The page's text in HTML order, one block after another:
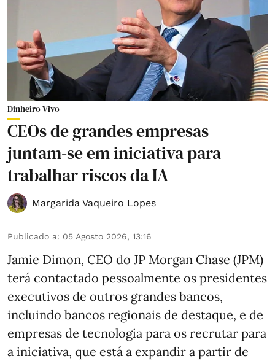
Dinheiro Vivo
CEOs de grandes empresas
juntam-se em iniciativa para
trabalhar riscos da IA
Margarida Vaqueiro Lopes
Publicado a: 05 Agosto 2026, 13:16
Jamie Dimon, CEO do JP Morgan Chase (JPM)
terá contactado pessoalmente os presidentes
executivos de outros grandes bancos,
incluindo bancos regionais de destaque, e de
empresas de tecnologia para os recrutar para
a iniciativa, que está a expandir a partir de